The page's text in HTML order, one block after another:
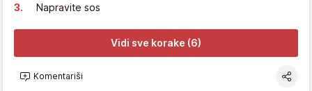
Napravite sos
Vidi sve korake (6)
Komentariši